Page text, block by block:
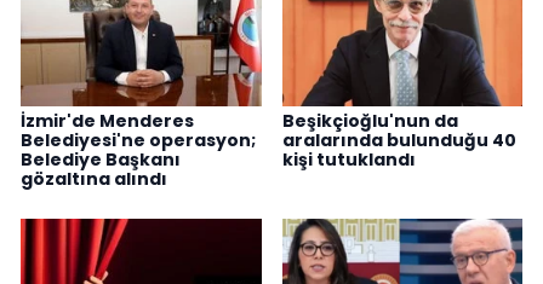
İzmir'de Menderes
Belediyesi'ne operasyon;
Belediye Başkanı
gözaltına alındı
Beşikçioğlu'nun da
aralarında bulunduğu 40
kişi tutuklandı